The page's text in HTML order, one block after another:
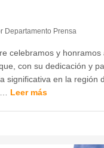
Departamento Prensa
celebramos y honramos
con su dedicación y
significativa en la región
Leer más